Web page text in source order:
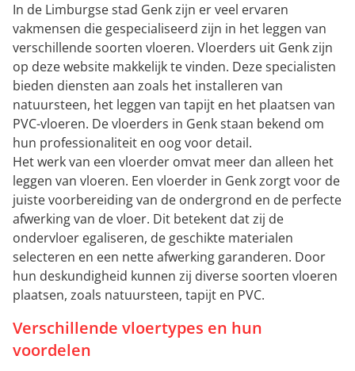
In de Limburgse stad Genk zijn er veel ervaren
vakmensen die gespecialiseerd zijn in het leggen van
verschillende soorten vloeren. Vloerders uit Genk zijn
op deze website makkelijk te vinden. Deze specialisten
bieden diensten aan zoals het installeren van
natuursteen, het leggen van tapijt en het plaatsen van
PVC-vloeren. De vloerders in Genk staan bekend om
hun professionaliteit en oog voor detail.
Het werk van een vloerder omvat meer dan alleen het
leggen van vloeren. Een vloerder in Genk zorgt voor de
juiste voorbereiding van de ondergrond en de perfecte
afwerking van de vloer. Dit betekent dat zij de
ondervloer egaliseren, de geschikte materialen
selecteren en een nette afwerking garanderen. Door
hun deskundigheid kunnen zij diverse soorten vloeren
plaatsen, zoals natuursteen, tapijt en PVC.
Verschillende vloertypes en hun
voordelen